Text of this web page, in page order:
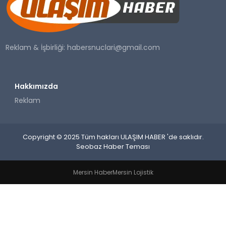
SAĞLIK
YAŞAM
Reklam & İşbirliği:habersnuclari@gmail.com
Hakkımızda
Reklam
Copyright © 2025 Tüm hakları ULAŞIM HABER 'de saklıdır.
Seobaz Haber Teması
Mersin HaberMersin Lojistik